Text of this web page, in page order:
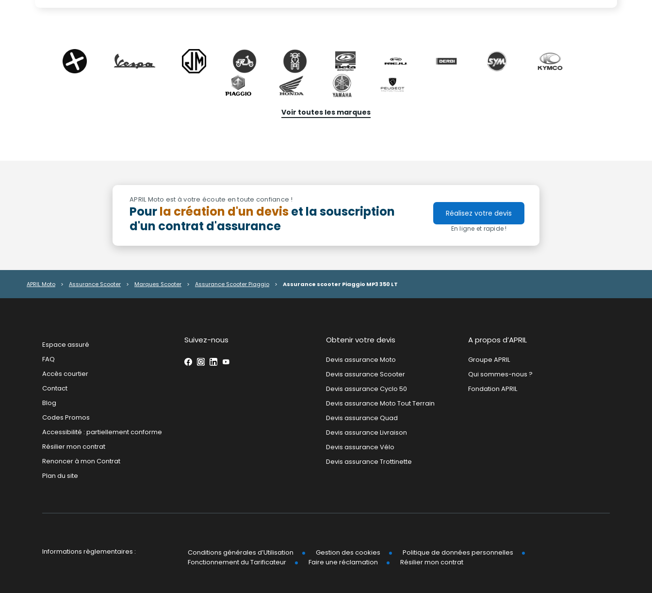
Voir toutes les marques
APRIL Moto est à votre écoute en toute confiance !
Pourla création d'un deviset la souscription
d'un contrat d'assurance
Réalisez votre devis
En ligne et rapide !
APRIL Moto > Assurance Scooter > Marques Scooter > Assurance Scooter Piaggio > Assurance scooter Piaggio MP3 350 LT
Espace assuré
FAQ
Accès courtier
Contact
Blog
Codes Promos
Accessibilité : partiellement conforme
Résilier mon contrat
Renoncer à mon Contrat
Plan du site
Suivez-nous Obtenir votre devis
Devis assurance Moto
Devis assurance Scooter
Devis assurance Cyclo 50
Devis assurance Moto Tout Terrain
Devis assurance Quad
Devis assurance Livraison
Devis assurance Vélo
Devis assurance Trottinette
A propos d’APRIL
Groupe APRIL
Qui sommes-nous ?
Fondation APRIL
Informations règlementaires : Conditions générales d’Utilisation Gestion des cookies
Politique de données personnelles
Fonctionnement du Tarificateur
Faire une réclamation Résilier mon contrat